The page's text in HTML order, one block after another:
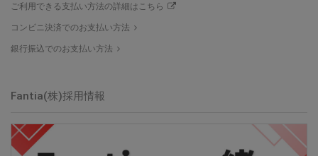
ご利用できる支払い方法の詳細はこちら
コンビニ決済でのお支払い方法
銀行振込でのお支払い方法
Fantia(株)採用情報